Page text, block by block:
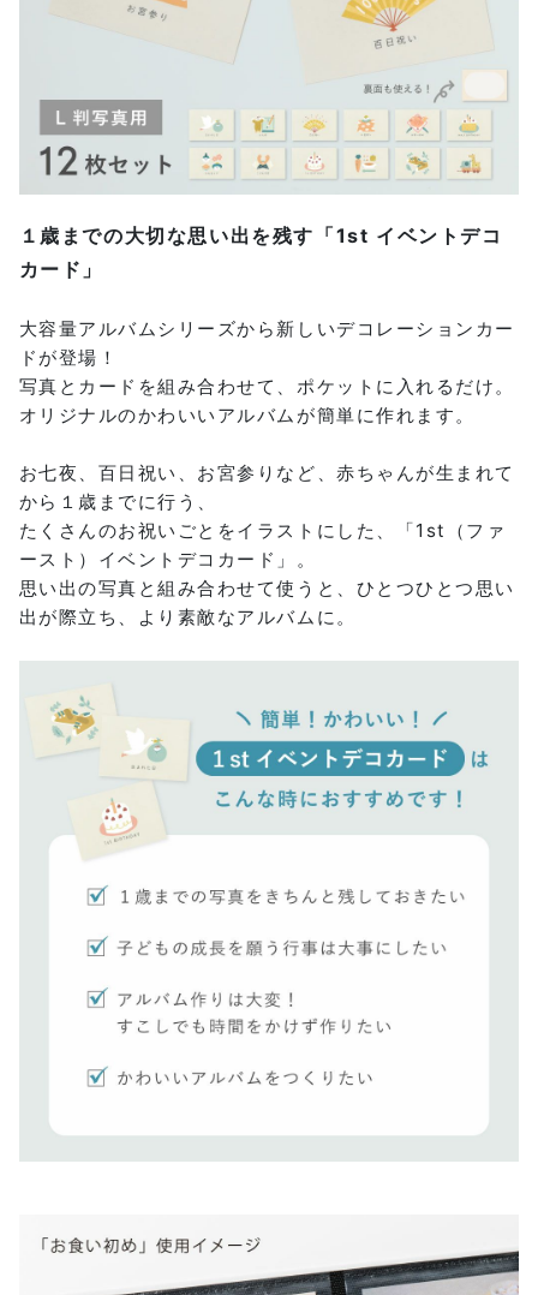
１歳までの大切な思い出を残す「1st イベントデコ
カード」
大容量アルバムシリーズから新しいデコレーションカー
ドが登場！
写真とカードを組み合わせて、ポケットに入れるだけ。
オリジナルのかわいいアルバムが簡単に作れます。
お七夜、百日祝い、お宮参りなど、赤ちゃんが生まれて
から１歳までに行う、
たくさんのお祝いごとをイラストにした、「1st（ファ
ースト）イベントデコカード」。
思い出の写真と組み合わせて使うと、ひとつひとつ思い
出が際立ち、より素敵なアルバムに。